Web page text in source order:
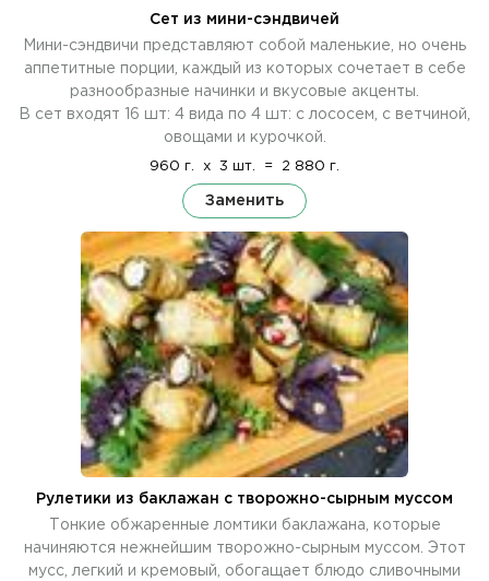
Сет из мини-сэндвичей
Мини-сэндвичи представляют собой маленькие, но очень
аппетитные порции, каждый из которых сочетает в себе
разнообразные начинки и вкусовые акценты.
В сет входят 16 шт: 4 вида по 4 шт: с лососем, с ветчиной,
овощами и курочкой.
960 г. x 3 шт. = 2 880 г.
Заменить
Рулетики из баклажан с творожно-сырным муссом
Тонкие обжаренные ломтики баклажана, которые
начиняются нежнейшим творожно-сырным муссом. Этот
мусс, легкий и кремовый, обогащает блюдо сливочными